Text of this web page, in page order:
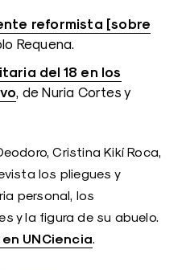
reformista [sobre
Requena.
del 18 en los
, de Nuria Cortes y
Cristina Kikí Roca,
los pliegues y
personal, los
y la figura de su abuelo.
UNCiencia.